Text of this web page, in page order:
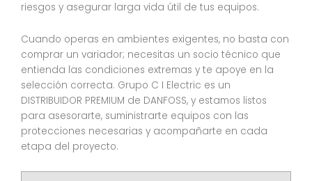
riesgos y asegurar larga vida útil de tus equipos.
Cuando operas en ambientes exigentes, no basta con
comprar un variador; necesitas un socio técnico que
entienda las condiciones extremas y te apoye en la
selección correcta. Grupo C I Electric es un
DISTRIBUIDOR PREMIUM de DANFOSS, y estamos listos
para asesorarte, suministrarte equipos con las
protecciones necesarias y acompañarte en cada
etapa del proyecto.